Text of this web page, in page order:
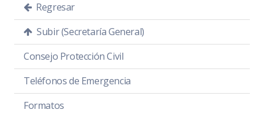
Regresar
Subir (Secretaría General)
Consejo Protección Civil
Teléfonos de Emergencia
Formatos